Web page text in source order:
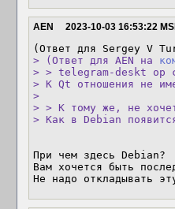
AEN 2023-10-03 16:53:22
(Ответ для Sergey V
> (Ответ для AEN на
> > telegram-deskt op
> К Qt отношения не
>
> > К тому же, не
> Как в Debian
При чем здесь Debian?
Вам хочется быть
Не надо откладывать